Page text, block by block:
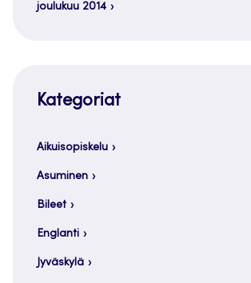
joulukuu 2014
Kategoriat
Aikuisopiskelu
Asuminen
Bileet
Englanti
Jyväskylä